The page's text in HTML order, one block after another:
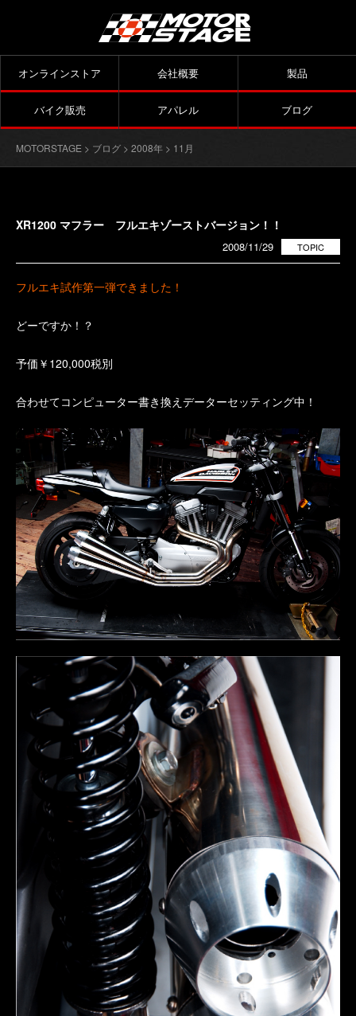
オンラインストア 会社概要 製品
バイク販売 アパレル ブログ
MOTORSTAGE > ブログ > 2008年 > 11月
XR1200 マフラー フルエキゾーストバージョン！！
TOPIC
2008/11/29
フルエキ試作第一弾できました！
どーですか！？
予価￥120,000税別
合わせてコンピューター書き換えデーターセッティング中！